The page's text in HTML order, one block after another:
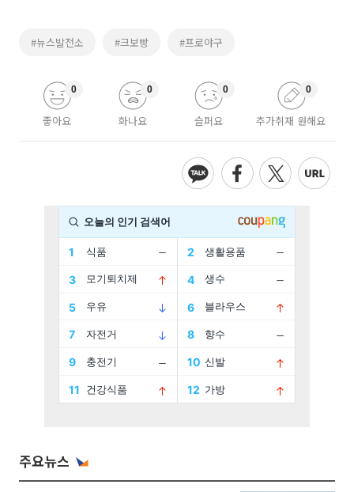
#뉴스발전소 #크보빵 #프로야구
좋아요
0
화나요
0
슬퍼요
0
추가취재 원해요
0
주요뉴스